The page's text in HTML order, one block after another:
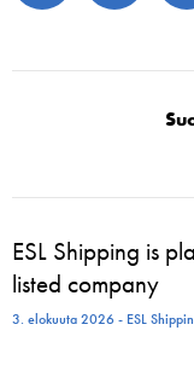
ESL Shipping is
listed company
3. elokuuta 2026 - ESL